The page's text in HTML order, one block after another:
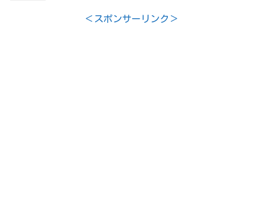
＜スポンサーリンク＞